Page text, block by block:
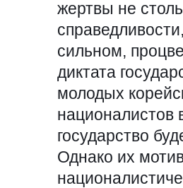
жертвы не
сильном,
диктата
молодых
националистов
государство
Однако их